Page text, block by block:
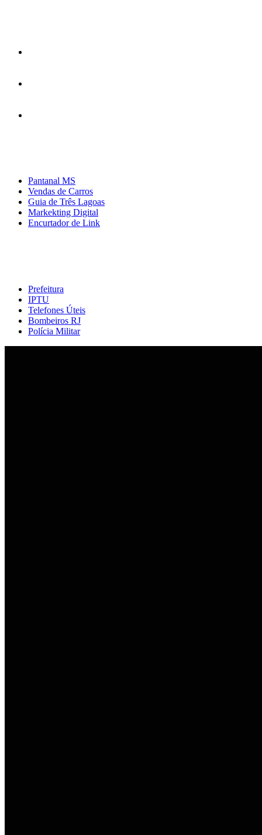
Pantanal MS
Vendas de Carros
Guia de Três Lagoas
Markekting Digital
Encurtador de Link
Prefeitura
IPTU
Telefones Úteis
Bombeiros RJ
Polícia Militar